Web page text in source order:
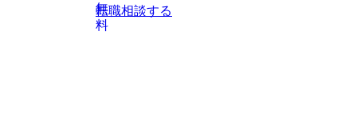
無
料
転職相談する